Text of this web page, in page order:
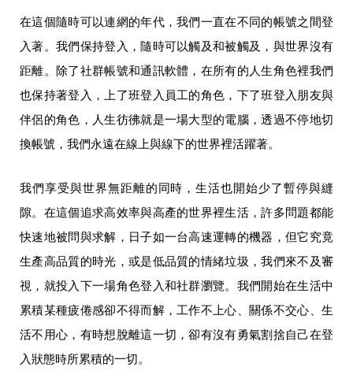
在這個隨時可以連網的年代，我們一直在不同的帳號之間登
入著。我們保持登入，隨時可以觸及和被觸及，與世界沒有
距離。除了社群帳號和通訊軟體，在所有的人生角色裡我們
也保持著登入，上了班登入員工的角色，下了班登入朋友與
伴侶的角色，人生彷彿就是一場大型的電腦，透過不停地切
換帳號，我們永遠在線上與線下的世界裡活躍著。
我們享受與世界無距離的同時，生活也開始少了暫停與縫
隙。在這個追求高效率與高產的世界裡生活，許多問題都能
快速地被問與求解，日子如一台高速運轉的機器，但它究竟
生產高品質的時光，或是低品質的情緒垃圾，我們來不及審
視，就投入下一場角色登入和社群瀏覽。我們開始在生活中
累積某種疲倦感卻不得而解，工作不上心、關係不交心、生
活不用心，有時想脫離這一切，卻有沒有勇氣割捨自己在登
入狀態時所累積的一切。